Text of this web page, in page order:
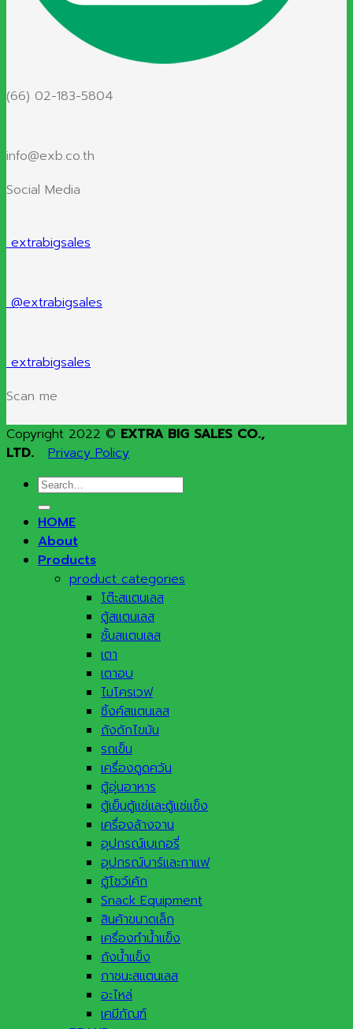
(66) 02-183-5804
info@exb.co.th
Social Media
extrabigsales
@extrabigsales
extrabigsales
Scan me
Copyright 2022 © EXTRA BIG SALES CO.,
LTD.
Privacy Policy
Search
for:
HOME
About
Products
product categories
โต๊ะสแตนเลส
ตู้สแตนเลส
ชั้นสแตนเลส
เตา
เตาอบ
ไมโครเวฟ
ซิ้งค์สแตนเลส
ถังดักไขมัน
รถเข็น
เครื่องดูดควัน
ตู้อุ่นอาหาร
ตู้เย็นตู้แช่และตู้แช่แข็ง
เครื่องล้างจาน
อุปกรณ์เบเกอรี่
อุปกรณ์บาร์และกาแฟ
ตู้โชว์เค้ก
Snack Equipment
สินค้าขนาดเล็ก
เครื่องทำน้ำแข็ง
ถังน้ำแข็ง
ภาชนะสแตนเลส
อะไหล่
เคมีภัณฑ์